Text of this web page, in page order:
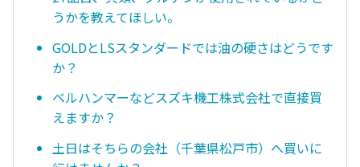
うかを教えてほしい。
GOLDとLSスタンダードでは油の硬さはどうです
か？
ベルハンマーなどスズキ機工株式会社で直接買
えますか？
土日はそちらの会社（千葉県松戸市）へ買いに